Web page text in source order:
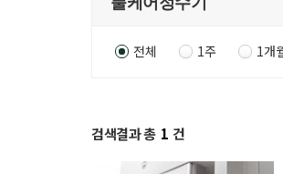
전체 1주 1개
검색결과 총 1 건